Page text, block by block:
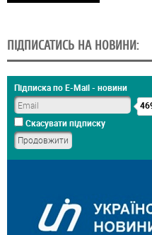
ПІДПИСАТИСЬ НА НОВИНИ:
Підписка по E-Mail - новини
Скасувати підписку